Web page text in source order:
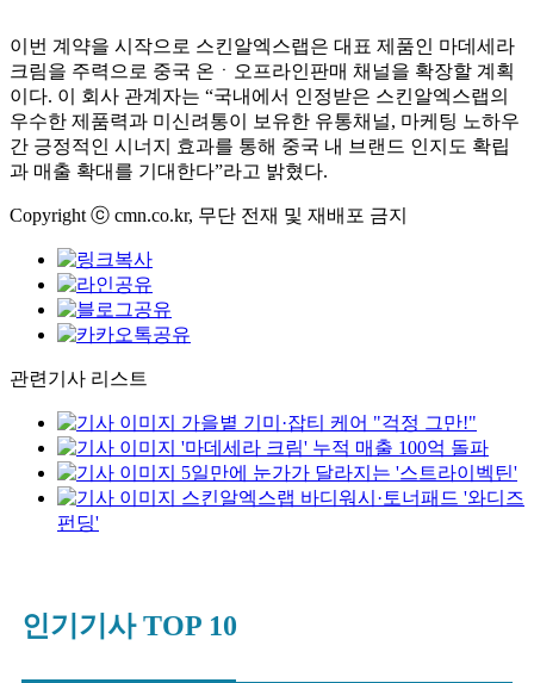
이번 계약을 시작으로 스킨알엑스랩은 대표 제품인 마데세라
크림을 주력으로 중국 온ㆍ오프라인판매 채널을 확장할 계획
이다. 이 회사 관계자는 “국내에서 인정받은 스킨알엑스랩의
우수한 제품력과 미신려통이 보유한 유통채널, 마케팅 노하우
간 긍정적인 시너지 효과를 통해 중국 내 브랜드 인지도 확립
과 매출 확대를 기대한다”라고 밝혔다.
Copyright ⓒ cmn.co.kr, 무단 전재 및 재배포 금지
관련기사 리스트
가을볕 기미·잡티 케어 "걱정 그만!"
'마데세라 크림' 누적 매출 100억 돌파
5일만에 눈가가 달라지는 '스트라이벡틴'
스킨알엑스랩 바디워시·토너패드 '와디즈
펀딩'
인기기사 TOP 10